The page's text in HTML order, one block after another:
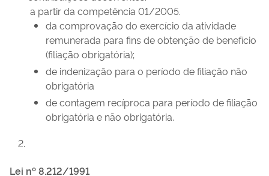
a partir da competência 01/2005.
da comprovação do exercício da atividade
remunerada para fins de obtenção de benefício
(filiação obrigatória);
de indenização para o período de filiação não
obrigatória
de contagem recíproca para período de filiação
obrigatória e não obrigatória.
Lei nº 8.212/1991